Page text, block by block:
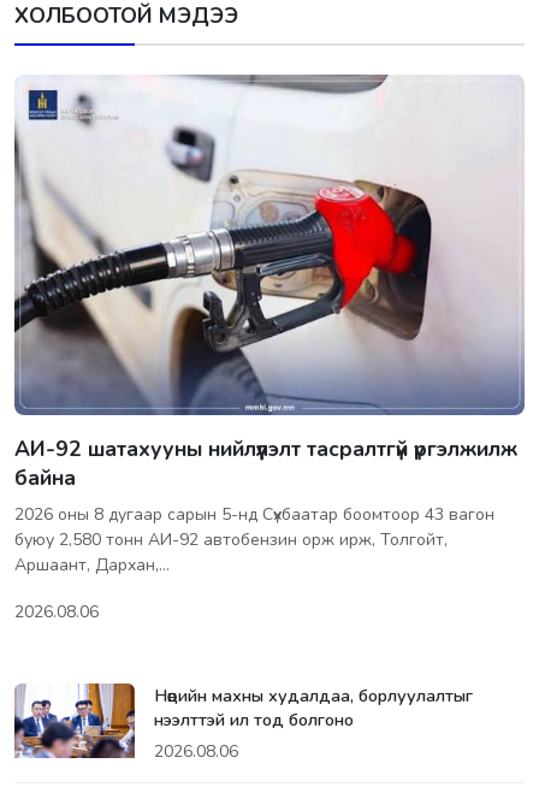
ХОЛБООТОЙ МЭДЭЭ
АИ-92 шатахууны нийлүүлэлт тасралтгүй үргэлжилж
байна
2026 оны 8 дугаар сарын 5-нд Сүхбаатар боомтоор 43 вагон
буюу 2,580 тонн АИ-92 автобензин орж ирж, Толгойт,
Аршаант, Дархан,…
2026.08.06
Нөөцийн махны худалдаа, борлуулалтыг
нээлттэй ил тод болгоно
2026.08.06